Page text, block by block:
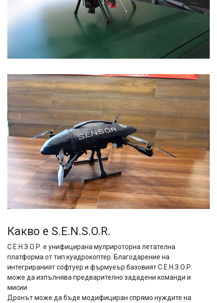
Какво е S.E.N.S.O.R.
С.Е.Н.З.О.Р. е унифицирана мулрироторна летателна
платформа от тип куадрокоптер. Благодарение на
интегрираният софтуер и фърмуеър базовият С.Е.Н.З.О.Р.
може да изпълнява предварително зададени команди и
мисии.
Дронът може да бъде модифициран спрямо нуждите на